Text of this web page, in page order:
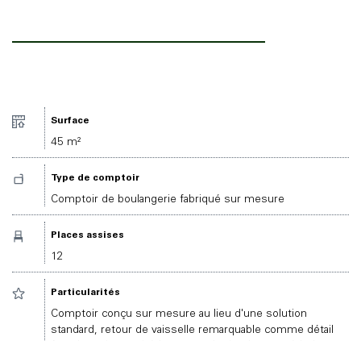
Surface
45 m²
Type de comptoir
Comptoir de boulangerie fabriqué sur mesure
Places assises
12
Particularités
Comptoir conçu sur mesure au lieu d'une solution
standard, retour de vaisselle remarquable comme détail